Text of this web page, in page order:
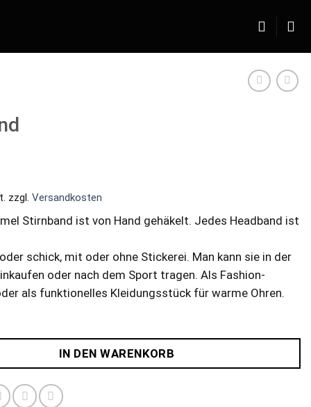
zzgl. Versandkosten
Stirnband ist von Hand gehäkelt. Jedes Headband ist
schick, mit oder ohne Stickerei. Man kann sie in der
oder nach dem Sport tragen. Als Fashion-
als funktionelles Kleidungsstück für warme Ohren.
IN DEN WARENKORB